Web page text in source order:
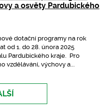
a osvěty Pardubického
dotační programy na rok
od 1. do 28. února 2025
Pardubického kraje. Pro
vzdělávání, výchovy a...